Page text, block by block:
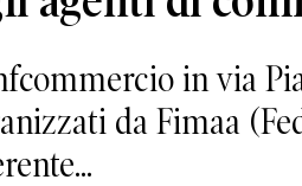
in via
da Fimaa